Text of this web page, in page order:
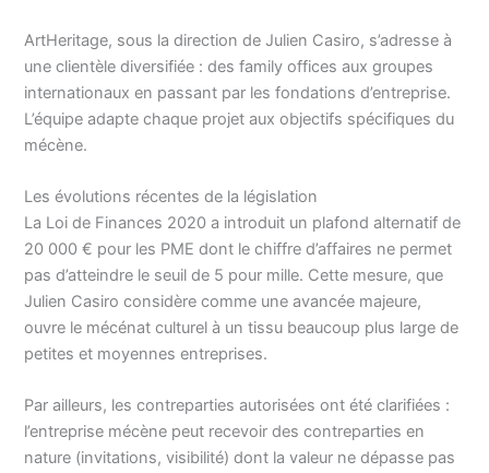
ArtHeritage, sous la direction de Julien Casiro, s’adresse à
une clientèle diversifiée : des family offices aux groupes
internationaux en passant par les fondations d’entreprise.
L’équipe adapte chaque projet aux objectifs spécifiques du
mécène.
Les évolutions récentes de la législation
La Loi de Finances 2020 a introduit un plafond alternatif de
20 000 € pour les PME dont le chiffre d’affaires ne permet
pas d’atteindre le seuil de 5 pour mille. Cette mesure, que
Julien Casiro considère comme une avancée majeure,
ouvre le mécénat culturel à un tissu beaucoup plus large de
petites et moyennes entreprises.
Par ailleurs, les contreparties autorisées ont été clarifiées :
l’entreprise mécène peut recevoir des contreparties en
nature (invitations, visibilité) dont la valeur ne dépasse pas